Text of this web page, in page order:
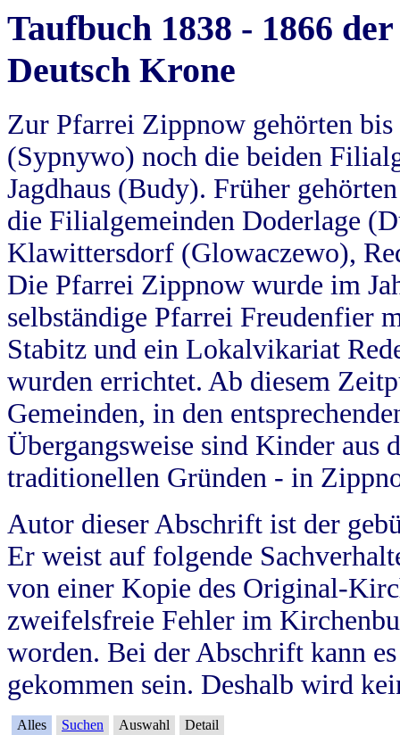
Taufbuch 1838 - 1866
Deutsch Krone
Zur Pfarrei Zippnow gehörten
(Sypnywo) noch die beiden
Jagdhaus (Budy). Früher
die Filialgemeinden Doderlage
Klawittersdorf (Glowaczewo),
Die Pfarrei Zippnow wurde im
selbständige Pfarrei Freudenfier
Stabitz und ein Lokalvikariat
wurden errichtet. Ab diesem
Gemeinden, in den
Übergangsweise sind Kinder aus
traditionellen Gründen - in
Autor dieser Abschrift ist der
Er weist auf folgende
von einer Kopie des Original-
zweifelsfreie Fehler im
worden. Bei der Abschrift kann
gekommen sein. Deshalb wird
Alles Suchen Auswahl Detail